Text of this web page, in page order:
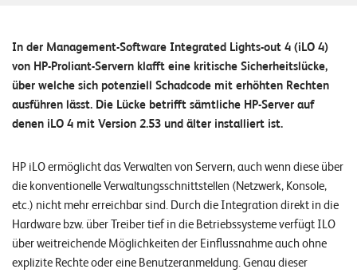
f
e
e
z
e
n
U
In der Management-Software Integrated Lights-out 4 (iLO 4)
von HP-Proliant-Servern klafft eine kritische Sicherheitslücke,
über welche sich potenziell Schadcode mit erhöhten Rechten
ausführen lässt. Die Lücke betrifft sämtliche HP-Server auf
denen iLO 4 mit Version 2.53 und älter installiert ist.
HP iLO ermöglicht das Verwalten von Servern, auch wenn diese über
die konventionelle Verwaltungsschnittstellen (Netzwerk, Konsole,
etc.) nicht mehr erreichbar sind. Durch die Integration direkt in die
Hardware bzw. über Treiber tief in die Betriebssysteme verfügt ILO
über weitreichende Möglichkeiten der Einflussnahme auch ohne
explizite Rechte oder eine Benutzeranmeldung. Genau dieser